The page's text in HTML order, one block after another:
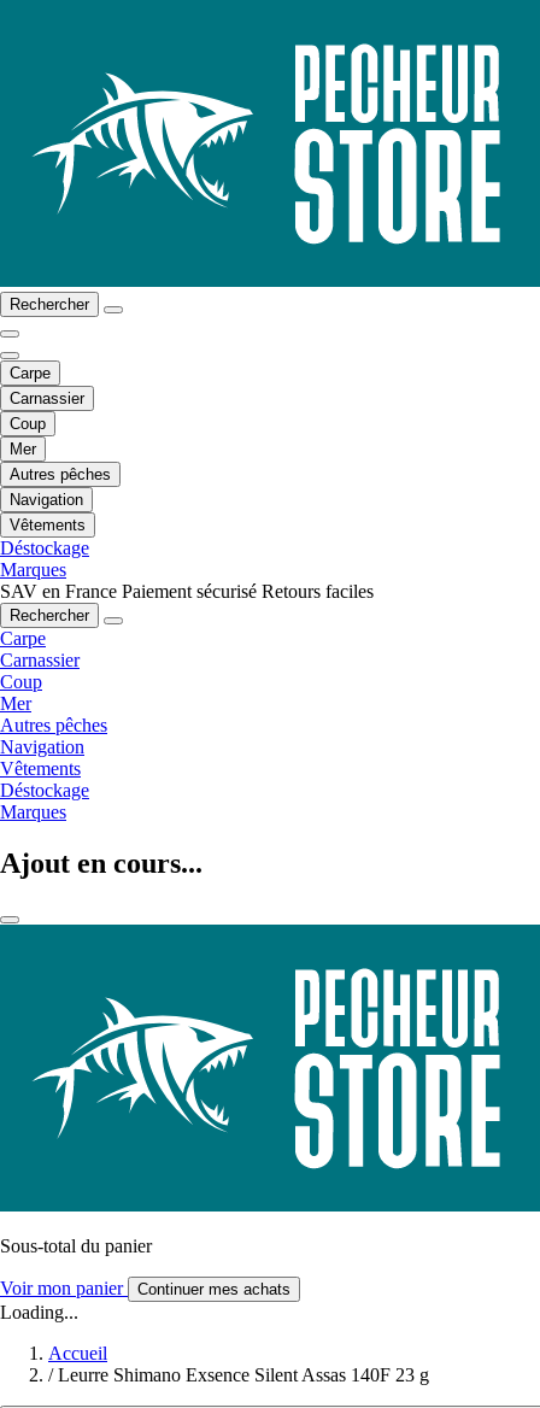
Rechercher
Carpe
Carnassier
Coup
Mer
Autres pêches
Navigation
Vêtements
Déstockage
Marques
SAV en France Paiement sécurisé Retours faciles
Rechercher
Carpe
Carnassier
Coup
Mer
Autres pêches
Navigation
Vêtements
Déstockage
Marques
Ajout en cours...
Sous-total du panier
Voir mon panier Continuer mes achats
Loading...
Accueil
/ Leurre Shimano Exsence Silent Assas 140F 23 g